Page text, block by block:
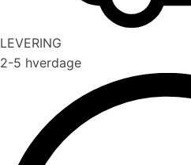
LEVERING
2-5 hverdage